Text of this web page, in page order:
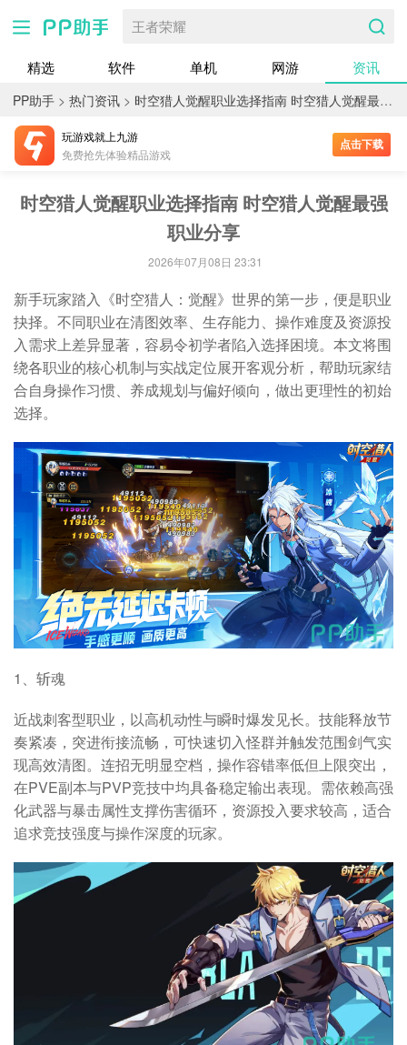
王者荣耀
精选 软件 单机 网游 资讯
PP助手 > 热门资讯 > 时空猎人觉醒职业选择指南 时空猎人觉醒最强职业推荐
玩游戏就上九游
免费抢先体验精品游戏
点击下载
时空猎人觉醒职业选择指南 时空猎人觉醒最强
职业分享
2026年07月08日 23:31
新手玩家踏入《时空猎人：觉醒》世界的第一步，便是职业
抉择。不同职业在清图效率、生存能力、操作难度及资源投
入需求上差异显著，容易令初学者陷入选择困境。本文将围
绕各职业的核心机制与实战定位展开客观分析，帮助玩家结
合自身操作习惯、养成规划与偏好倾向，做出更理性的初始
选择。
1、斩魂
近战刺客型职业，以高机动性与瞬时爆发见长。技能释放节
奏紧凑，突进衔接流畅，可快速切入怪群并触发范围剑气实
现高效清图。连招无明显空档，操作容错率低但上限突出，
在PVE副本与PVP竞技中均具备稳定输出表现。需依赖高强
化武器与暴击属性支撑伤害循环，资源投入要求较高，适合
追求竞技强度与操作深度的玩家。